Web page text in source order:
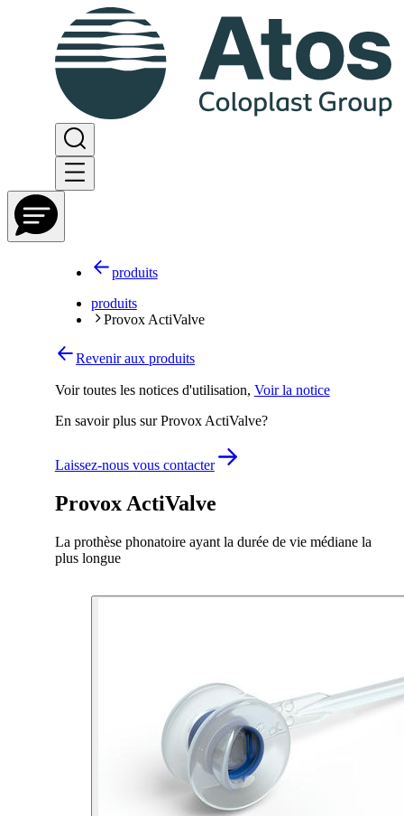
produits
produits
Provox ActiValve
Provox ActiValve
La prothèse phonatoire ayant la durée de vie médiane la
plus longue
Revenir aux produits
Voir toutes les notices d'utilisation, Voir la notice
En savoir plus sur Provox ActiValve?
Laissez-nous vous contacter